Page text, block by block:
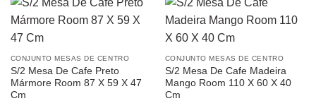
CONJUNTO MESAS DE CENTRO
S/2 Mesa De Cafe Preto
Mármore Room 87 X 59 X 47
Cm
CONJUNTO MESAS DE CENTRO
S/2 Mesa De Cafe Madeira
Mango Room 110 X 60 X 40
Cm